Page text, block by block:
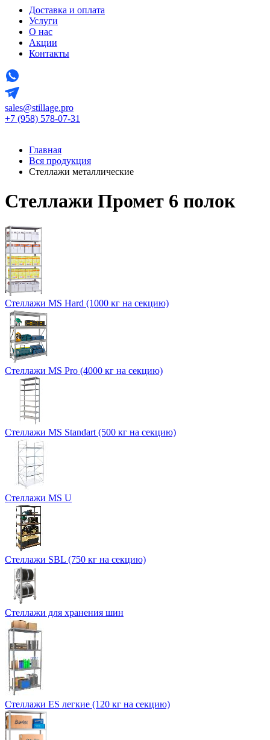
Доставка и оплата
Услуги
О нас
Акции
Контакты
sales@stillage.pro
+7 (958) 578-07-31
Главная
Вся продукция
Стеллажи металлические
Стеллажи Промет 6 полок
Стеллажи MS Hard (1000 кг на секцию)
Стеллажи MS Pro (4000 кг на секцию)
Стеллажи MS Standart (500 кг на секцию)
Стеллажи MS U
Стеллажи SBL (750 кг на секцию)
Стеллажи для хранения шин
Стеллажи ES легкие (120 кг на секцию)